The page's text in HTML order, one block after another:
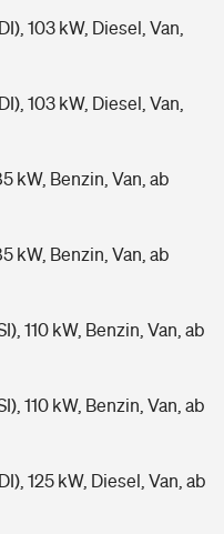
103 kW, Diesel, Van,
103 kW, Diesel, Van,
kW, Benzin, Van, ab
kW, Benzin, Van, ab
110 kW, Benzin, Van, ab
110 kW, Benzin, Van, ab
125 kW, Diesel, Van, ab